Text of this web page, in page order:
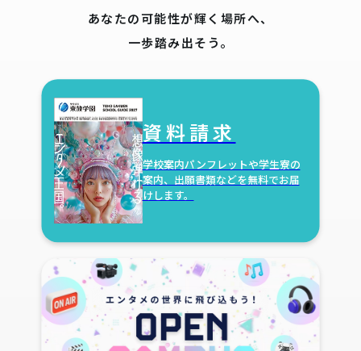
あなたの可能性が輝く場所へ、
一歩踏み出そう。
資料請求
学校案内パンフレットや学生寮の
案内、出願書類などを無料でお届
けします。